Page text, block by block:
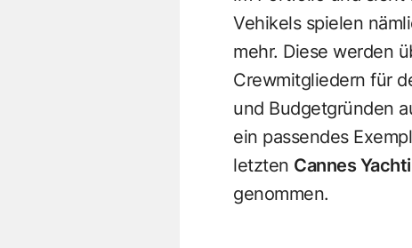
Vehikels spielen
mehr. Diese werden
Crewmitgliedern für
und Budgetgründen
ein passendes
letzten Cannes
genommen.